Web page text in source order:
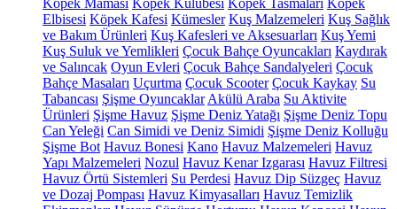
Köpek Maması Köpek Kulübesi Köpek Tasmaları Köpek
Elbisesi Köpek Kafesi Kümesler Kuş Malzemeleri Kuş Sağlık
ve Bakım Ürünleri Kuş Kafesleri ve Aksesuarları Kuş Yemi
Kuş Suluk ve Yemlikleri Çocuk Bahçe Oyuncakları Kaydırak
ve Salıncak Oyun Evleri Çocuk Bahçe Sandalyeleri Çocuk
Bahçe Masaları Uçurtma Çocuk Scooter Çocuk Kaykay Su
Tabancası Şişme Oyuncaklar Akülü Araba Su Aktivite
Ürünleri Şişme Havuz Şişme Deniz Yatağı Şişme Deniz Topu
Can Yeleği Can Simidi ve Deniz Simidi Şişme Deniz Kolluğu
Şişme Bot Havuz Bonesi Kano Havuz Malzemeleri Havuz
Yapı Malzemeleri Nozul Havuz Kenar Izgarası Havuz Filtresi
Havuz Örtü Sistemleri Su Perdesi Havuz Dip Süzgeç Havuz
ve Dozaj Pompası Havuz Kimyasalları Havuz Temizlik